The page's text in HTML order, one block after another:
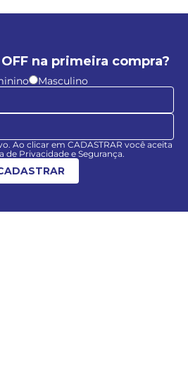
na primeira compra?
Masculino
Ao clicar em CADASTRAR você aceita
de Privacidade e Segurança.